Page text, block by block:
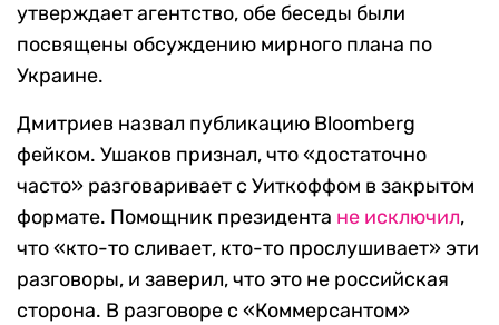
утверждает агентство, обе беседы были
посвящены обсуждению мирного плана по
Украине.
Дмитриев назвал публикацию Bloomberg
фейком. Ушаков признал, что «достаточно
часто» разговаривает с Уиткоффом в закрытом
формате. Помощник президента не исключил,
что «кто-то сливает, кто-то прослушивает» эти
разговоры, и заверил, что это не российская
сторона. В разговоре с «Коммерсантом»